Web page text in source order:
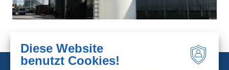
Diese Website
benutzt Cookies!